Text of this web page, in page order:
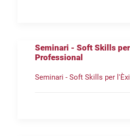
Seminari - Soft Skills
Professional
Seminari - Soft Skills per